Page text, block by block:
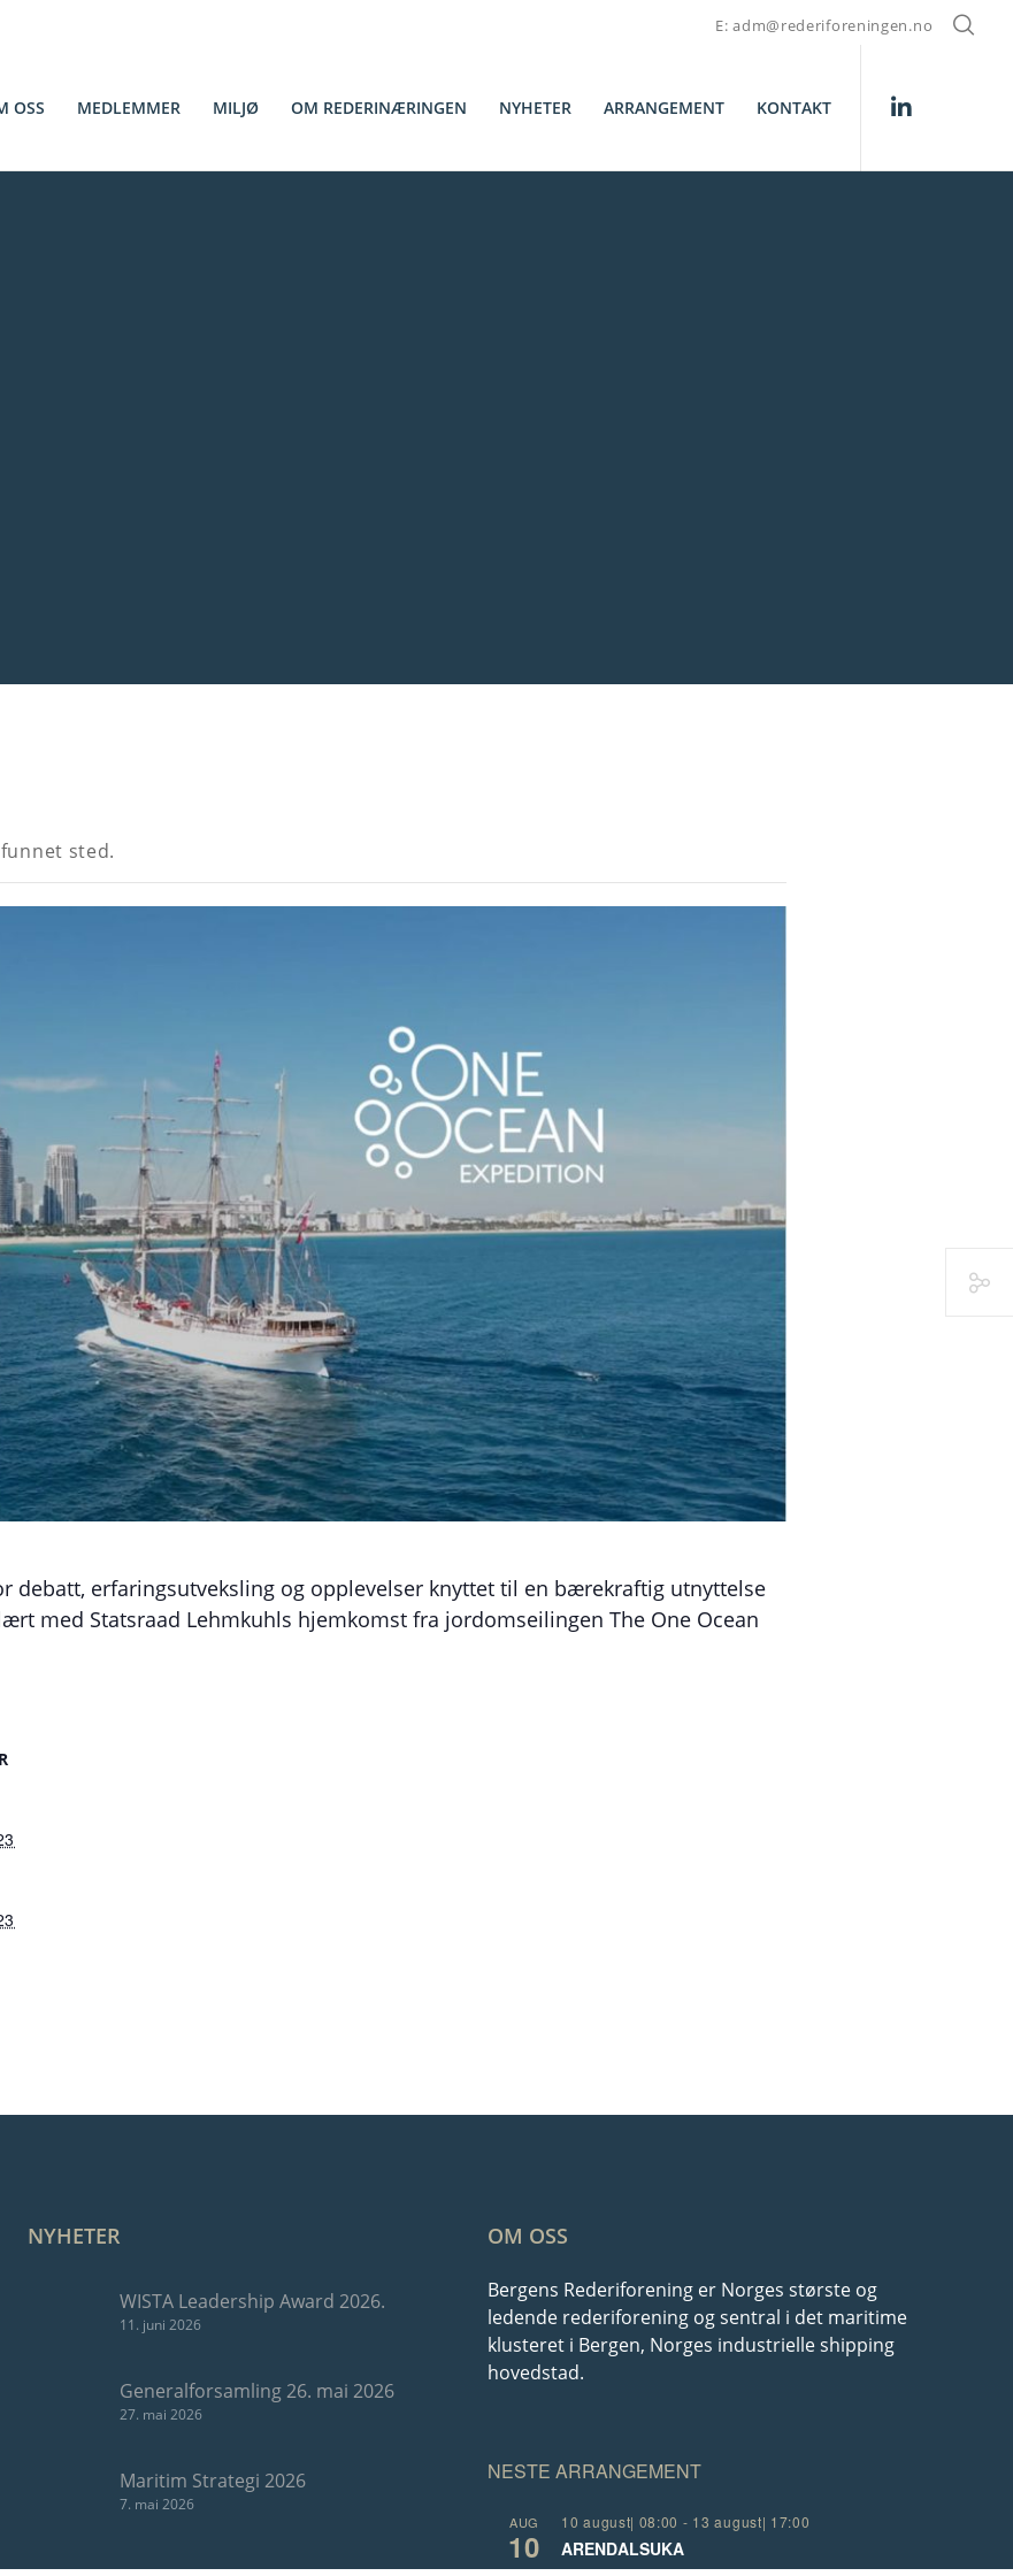
E: adm@rederiforeningen.no
OSS MEDLEMMER MILJØ OM REDERINÆRINGEN NYHETER ARRANGEMENT KONTAKT
sted.
debatt, erfaringsutveksling og opplevelser knyttet til en bærekraftig utnyttelse
med Statsraad Lehmkuhls hjemkomst fra jordomseilingen The One Ocean
NYHETER
WISTA Leadership Award 2026.
11. juni 2026
Generalforsamling 26. mai 2026
27. mai 2026
Maritim Strategi 2026
7. mai 2026
OM OSS
Bergens Rederiforening er Norges største og
ledende rederiforening og sentral i det maritime
klusteret i Bergen, Norges industrielle shipping
hovedstad.
NESTE ARRANGEMENT
AUG
10
10 august| 08:00 - 13 august| 17:00
ARENDALSUKA